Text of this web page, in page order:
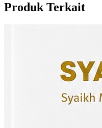
Produk Terkait